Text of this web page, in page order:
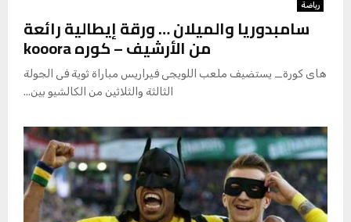
رياضة
سامبدوريا والميلان … ورقة إيطالية رائعة
من الأرشيف – كوره kooora
هاى كورة_ يستضيف ملعب اللويجى فيراريس مباراة ثوية فى الجولة
الثالثة والثلاثين من الكالشيو بين...